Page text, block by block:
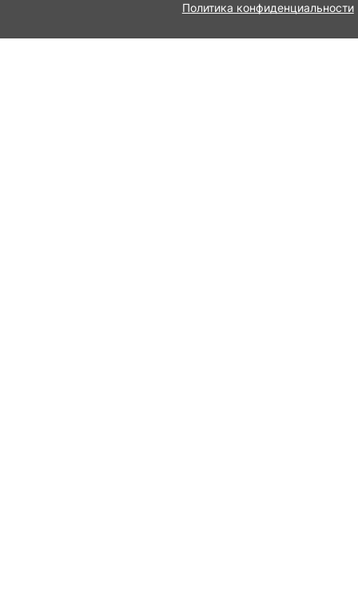
Политика конфиденциальности